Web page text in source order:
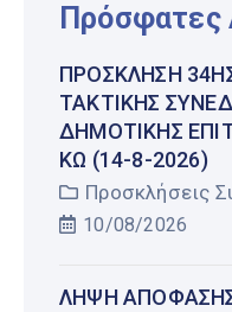
Πρόσφατες
ΠΡΌΣΚΛΗΣΗ
ΤΑΚΤΙΚΉΣ
ΔΗΜΟΤΙΚΉΣ
ΚΩ (14-8-2026)
Προσκλήσεις
10/08/2026
ΛΉΨΗ